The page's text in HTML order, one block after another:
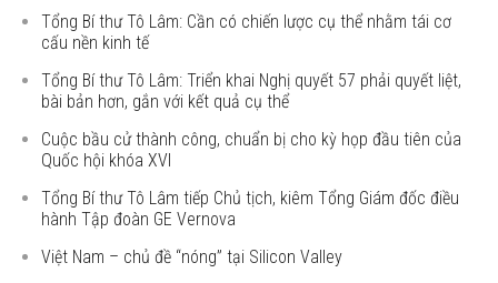
Tổng Bí thư Tô Lâm: Cần có chiến lược cụ thể nhằm tái cơ
cấu nền kinh tế
Tổng Bí thư Tô Lâm: Triển khai Nghị quyết 57 phải quyết liệt,
bài bản hơn, gắn với kết quả cụ thể
Cuộc bầu cử thành công, chuẩn bị cho kỳ họp đầu tiên của
Quốc hội khóa XVI
Tổng Bí thư Tô Lâm tiếp Chủ tịch, kiêm Tổng Giám đốc điều
hành Tập đoàn GE Vernova
Việt Nam – chủ đề “nóng” tại Silicon Valley